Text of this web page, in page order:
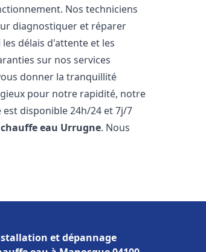
Nos techniciens
diagnostiquer et réparer
délais d'attente et les
sur nos services
donner la tranquillité
pour notre rapidité, notre
disponible 24h/24 et 7j/7
eau Urrugne. Nous
et dépannage